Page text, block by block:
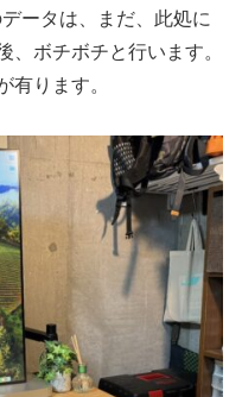
ータは、まだ、此処に
ボチボチと行います。
ります。